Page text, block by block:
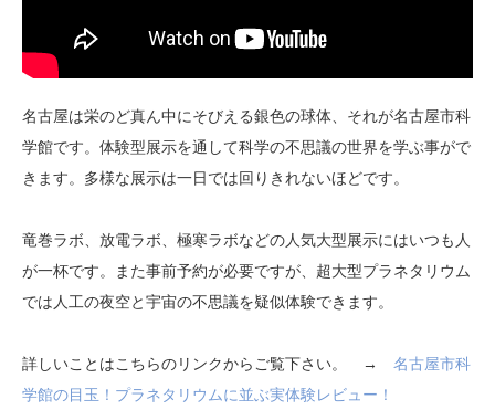
名古屋は栄のど真ん中にそびえる銀色の球体、それが名古屋市科
学館です。体験型展示を通して科学の不思議の世界を学ぶ事がで
きます。多様な展示は一日では回りきれないほどです。
竜巻ラボ、放電ラボ、極寒ラボなどの人気大型展示にはいつも人
が一杯です。また事前予約が必要ですが、超大型プラネタリウム
では人工の夜空と宇宙の不思議を疑似体験できます。
詳しいことはこちらのリンクからご覧下さい。 → 名古屋市科
学館の目玉！プラネタリウムに並ぶ実体験レビュー！